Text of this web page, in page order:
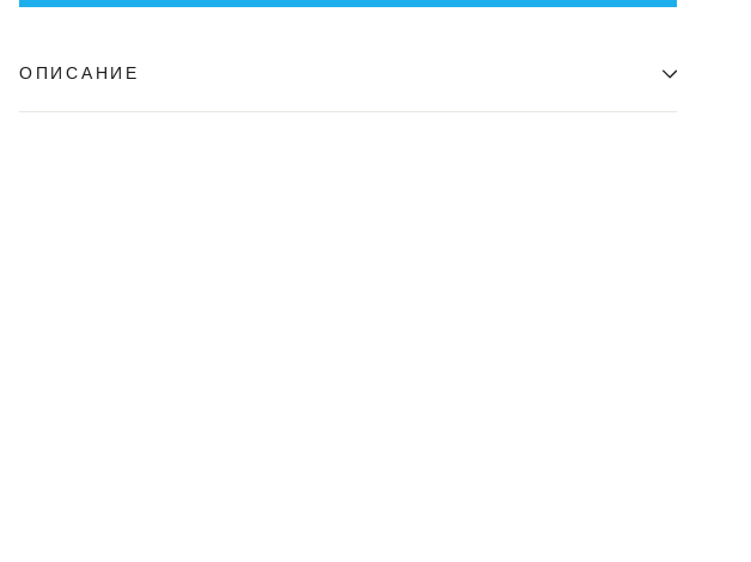
ОПИСАНИЕ